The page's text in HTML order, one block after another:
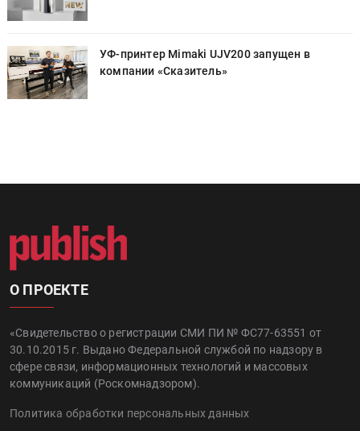
УФ-принтер Mimaki UJV200 запущен в
компании «Сказитель»
О ПРОЕКТЕ
«Свидетельство о регистрации СМИ ПИ № ФС77-63551 от
30.10.2015 г. Выдано Федеральной службой по надзору в
сфере связи, информационных технологий и массовых
коммуникаций (Роскомнадзором).
Политика обработки персональных данных